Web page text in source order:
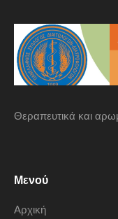
Θεραπευτικά και
Μενού
Αρχική